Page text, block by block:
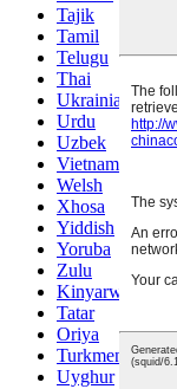
Tajik
Tamil
Telugu
Thai
Ukrainian
Urdu
Uzbek
Vietnamese
Welsh
Xhosa
Yiddish
Yoruba
Zulu
Kinyarwanda
Tatar
Oriya
Turkmen
Uyghur